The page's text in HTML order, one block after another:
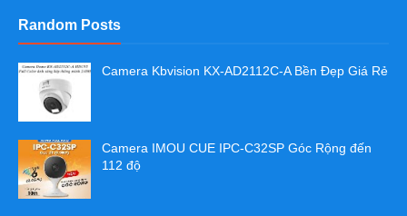
Random Posts
Camera Kbvision KX-AD2112C-A Bền Đẹp Giá Rẻ
Camera IMOU CUE IPC-C32SP Góc Rộng đến
112 độ